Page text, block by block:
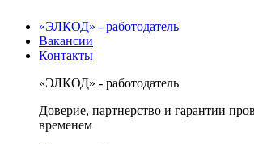
«ЭЛКОД» - работодатель
Вакансии
Контакты
«ЭЛКОД» - работодатель
Доверие, партнерство и гарантии
временем